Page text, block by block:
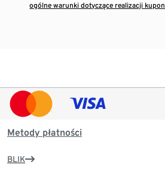
ogólne warunki dotyczące realizacji
Metody płatności
BLIK